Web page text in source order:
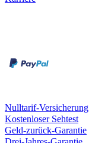
Nulltarif-Versicherung
Kostenloser Sehtest
Geld-zurück-Garantie